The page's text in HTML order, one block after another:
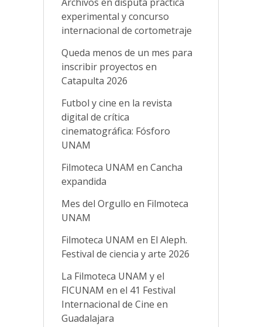
experimental y concurso
internacional de cortometraje
Queda menos de un mes para
inscribir proyectos en
Catapulta 2026
Futbol y cine en la revista
digital de crítica
cinematográfica: Fósforo
UNAM
Filmoteca UNAM en Cancha
expandida
Mes del Orgullo en Filmoteca
UNAM
Filmoteca UNAM en El Aleph.
Festival de ciencia y arte 2026
La Filmoteca UNAM y el
FICUNAM en el 41 Festival
Internacional de Cine en
Guadalajara